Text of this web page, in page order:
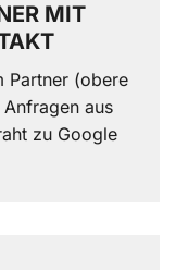
MIT
Partner (obere
aus
zu Google